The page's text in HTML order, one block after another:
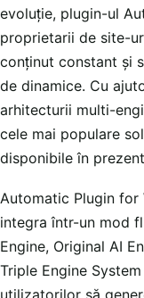
evoluție, plugin-ul
proprietarii de site-
conținut constant și
de dinamice. Cu
arhitecturii multi-
cele mai populare
disponibile în
Automatic Plugin for
integra într-un mod
Engine, Original AI
Triple Engine
utilizatorilor să